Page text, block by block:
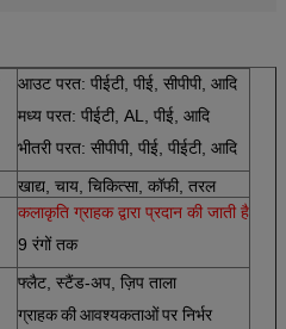
आउट परत: पीईटी, पीई, सीपीपी, आदि
मध्य परत: पीईटी, AL, पीई, आदि
भीतरी परत: सीपीपी, पीई, पीईटी, आदि
खाद्य, चाय, चिकित्सा, कॉफी, तरल
कलाकृति ग्राहक द्वारा प्रदान की जाती है
9 रंगों तक
फ्लैट, स्टैंड-अप, ज़िप ताला
ग्राहक की आवश्यकताओंपर निर्भर